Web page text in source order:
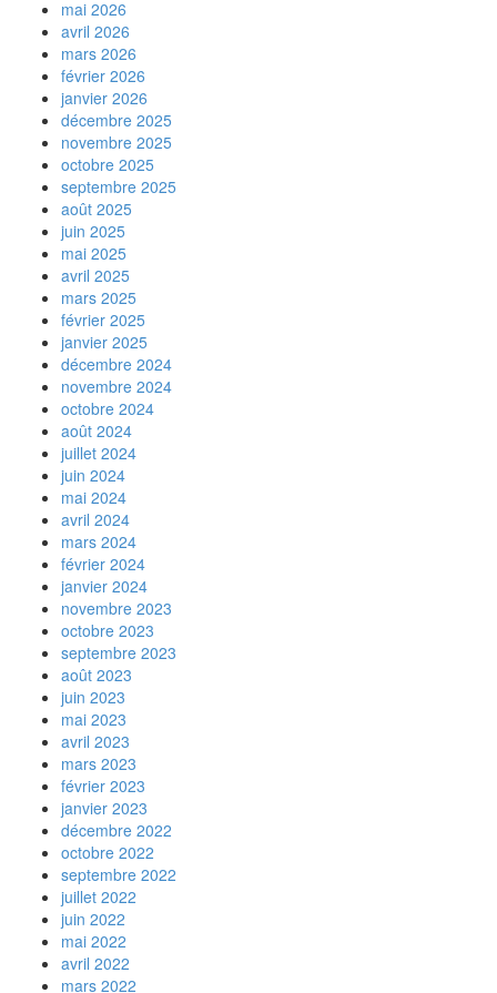
mai 2026
avril 2026
mars 2026
février 2026
janvier 2026
décembre 2025
novembre 2025
octobre 2025
septembre 2025
août 2025
juin 2025
mai 2025
avril 2025
mars 2025
février 2025
janvier 2025
décembre 2024
novembre 2024
octobre 2024
août 2024
juillet 2024
juin 2024
mai 2024
avril 2024
mars 2024
février 2024
janvier 2024
novembre 2023
octobre 2023
septembre 2023
août 2023
juin 2023
mai 2023
avril 2023
mars 2023
février 2023
janvier 2023
décembre 2022
octobre 2022
septembre 2022
juillet 2022
juin 2022
mai 2022
avril 2022
mars 2022